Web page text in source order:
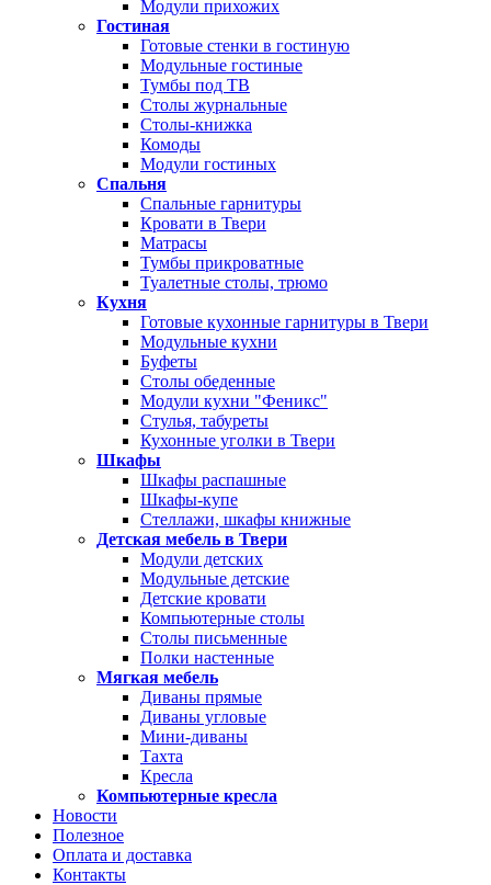
Модули прихожих
Гостиная
Готовые стенки в гостиную
Модульные гостиные
Тумбы под ТВ
Столы журнальные
Столы-книжка
Комоды
Модули гостиных
Спальня
Спальные гарнитуры
Кровати в Твери
Матрасы
Тумбы прикроватные
Туалетные столы, трюмо
Кухня
Готовые кухонные гарнитуры в Твери
Модульные кухни
Буфеты
Столы обеденные
Модули кухни "Феникс"
Стулья, табуреты
Кухонные уголки в Твери
Шкафы
Шкафы распашные
Шкафы-купе
Стеллажи, шкафы книжные
Детская мебель в Твери
Модули детских
Модульные детские
Детские кровати
Компьютерные столы
Столы письменные
Полки настенные
Мягкая мебель
Диваны прямые
Диваны угловые
Мини-диваны
Тахта
Кресла
Компьютерные кресла
Новости
Полезное
Оплата и доставка
Контакты